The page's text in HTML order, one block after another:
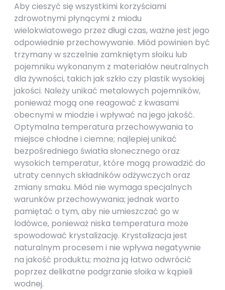
Aby cieszyć się wszystkimi korzyściami
zdrowotnymi płynącymi z miodu
wielokwiatowego przez długi czas, ważne jest jego
odpowiednie przechowywanie. Miód powinien być
trzymany w szczelnie zamkniętym słoiku lub
pojemniku wykonanym z materiałów neutralnych
dla żywności, takich jak szkło czy plastik wysokiej
jakości. Należy unikać metalowych pojemników,
ponieważ mogą one reagować z kwasami
obecnymi w miodzie i wpływać na jego jakość.
Optymalna temperatura przechowywania to
miejsce chłodne i ciemne; najlepiej unikać
bezpośredniego światła słonecznego oraz
wysokich temperatur, które mogą prowadzić do
utraty cennych składników odżywczych oraz
zmiany smaku. Miód nie wymaga specjalnych
warunków przechowywania; jednak warto
pamiętać o tym, aby nie umieszczać go w
lodówce, ponieważ niska temperatura może
spowodować krystalizację. Krystalizacja jest
naturalnym procesem i nie wpływa negatywnie
na jakość produktu; można ją łatwo odwrócić
poprzez delikatne podgrzanie słoika w kąpieli
wodnej.